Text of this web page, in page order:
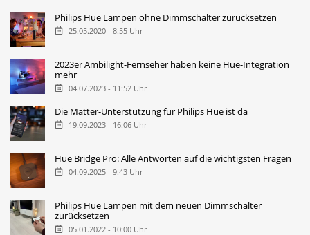
Philips Hue Lampen ohne Dimmschalter zurücksetzen
25.05.2020 - 8:55 Uhr
2023er Ambilight-Fernseher haben keine Hue-Integration
mehr
04.07.2023 - 11:52 Uhr
Die Matter-Unterstützung für Philips Hue ist da
19.09.2023 - 16:06 Uhr
Hue Bridge Pro: Alle Antworten auf die wichtigsten Fragen
04.09.2025 - 9:43 Uhr
Philips Hue Lampen mit dem neuen Dimmschalter
zurücksetzen
05.01.2022 - 10:00 Uhr